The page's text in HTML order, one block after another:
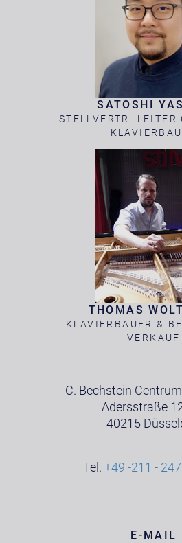
SATOSHI
STELLVERTR. LEITER
THOMAS
KLAVIERBAUER &
VERKAUF
C. Bechstein
Adersstraße
40215
Tel. +49 -211 -
E-MAIL